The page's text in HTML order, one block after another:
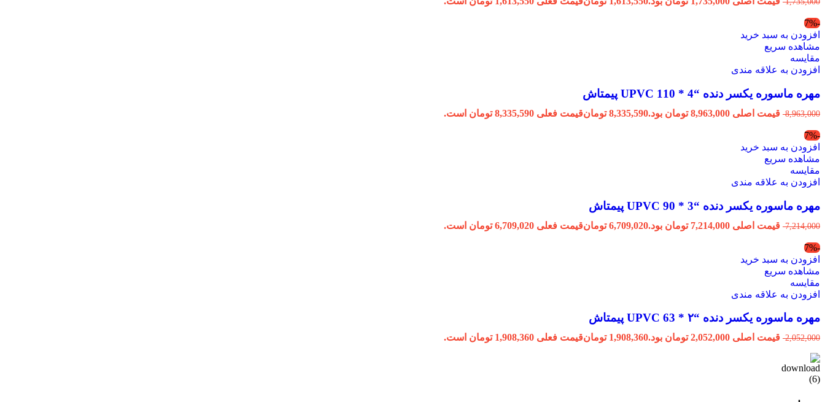
-7%
افزودن به سبد خرید
مشاهده سریع
مقایسه
افزودن به علاقه مندی
مهره ماسوره یکسر دنده “4 * 110 UPVC پیمتاش
8,963,000 قیمت اصلی 8,963,000 تومان بود. 8,335,590 تومانقیمت فعلی 8,335,590 تومان است.
-7%
افزودن به سبد خرید
مشاهده سریع
مقایسه
افزودن به علاقه مندی
مهره ماسوره یکسر دنده “3 * 90 UPVC پیمتاش
7,214,000 قیمت اصلی 7,214,000 تومان بود. 6,709,020 تومانقیمت فعلی 6,709,020 تومان است.
-7%
افزودن به سبد خرید
مشاهده سریع
مقایسه
افزودن به علاقه مندی
مهره ماسوره یکسر دنده “۲ * 63 UPVC پیمتاش
2,052,000 قیمت اصلی 2,052,000 تومان بود. 1,908,360 تومانقیمت فعلی 1,908,360 تومان است.